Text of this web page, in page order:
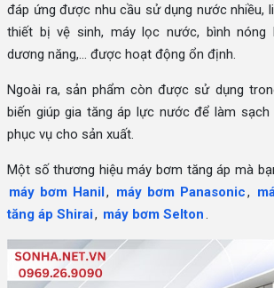
đáp ứng được nhu cầu sử dụng nước nhiều,
thiết bị vệ sinh, máy lọc nước, bình nóng
dương năng,... được hoạt động ổn định.
Ngoài ra, sản phẩm còn được sử dụng
biến giúp gia tăng áp lực nước để làm
phục vụ cho sản xuất.
Một số thương hiệu máy bơm tăng áp mà
máy bơm Hanil, máy bơm Panasonic,
tăng áp Shirai, máy bơm Selton.